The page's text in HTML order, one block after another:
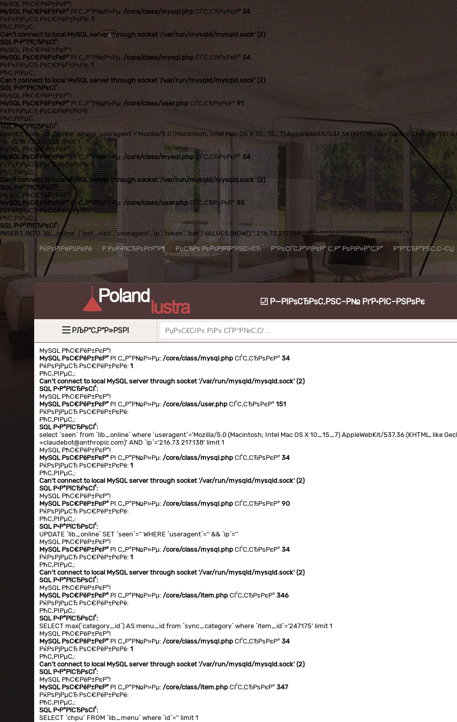
MySQL РћС€РёР±РєР°!
MySQL РѕС€РёР±РєР° РІ С„Р°Р№Р»Рµ: /core/class/mysql.php СЃС‚СЂРѕРєР° 34
РќРѕРјРµСЂ РѕС€РёР±РєРё: 1
РћС‚РІРµС‚:
Can't connect to local MySQL server through socket '/var/run/mysqld/mysqld.sock' (2)
SQL Р·Р°РїСЂРѕСЃ:
MySQL РћС€РёР±РєР°!
MySQL РѕС€РёР±РєР° РІ С„Р°Р№Р»Рµ: /core/class/mysql.php СЃС‚СЂРѕРєР° 34
РќРѕРјРµСЂ РѕС€РёР±РєРё: 1
РћС‚РІРµС‚:
Can't connect to local MySQL server through socket '/var/run/mysqld/mysqld.sock' (2)
SQL Р·Р°РїСЂРѕСЃ:
MySQL РћС€РёР±РєР°!
MySQL РѕС€РёР±РєР° РІ С„Р°Р№Р»Рµ: /core/class/user.php СЃС‚СЂРѕРєР° 91
РќРѕРјРµСЂ РѕС€РёР±РєРё:
РћС‚РІРµС‚:
SQL Р·Р°РїСЂРѕСЃ:
select * from `lib_online` where `useragent`='Mozilla/5.0 (Macintosh; Intel Mac OS X 10_15_7) AppleWebKit/537.36 (KHTML, like Gecko) Chrome/
`ip`='216.73.217.138' limit 1
MySQL РћС€РёР±РєР°!
MySQL РѕС€РёР±РєР° РІ С„Р°Р№Р»Рµ:/core/class/mysql.php СЃС‚СЂРѕРєР° 34
РќРѕРјРµСЂ РѕС€РёР±РєРё: 1
РћС‚РІРµС‚:
Can't connect to local MySQL server through socket '/var/run/mysqld/mysqld.sock' (2)
SQL Р·Р°РїСЂРѕСЃ:
MySQL РћС€РёР±РєР°!
MySQL РѕС€РёР±РєР°РІ С„Р°Р№Р»Рµ:/core/class/user.phpСЃС‚СЂРѕРєР° 95
РќРѕРјРµСЂ РѕС€РёР±РєРё:
РћС‚РІРµС‚:
SQL Р·Р°РїСЂРѕСЃ:
INSERT INTO `lib_online` (`last_visit`,`useragent`,`ip`,`token`,`bot`) VALUES (NOW(),'','216.73.217.138','********************************','1')
РќРѕРІРёРЅРєРё
Р РѕР·РїСЂРѕРґР°Р¶ РџСЂРѕ РєРѕРјРїР°РЅС–СЋ Р”РѕСЃС‚Р°РІРєР° С‚Р° РѕРїР»Р°С‚Р° Р“Р°СЂР°РЅС‚С–СЏ
Р—РІРѕСЂРѕС‚РЅС–Р№ РґР·РІС–РЅРѕРє
РЉР°С‚Р°Р»РЅРІ
MySQL РћС€РёР±РєР°!
MySQL РѕС€РёР±РєР° РІ С„Р°Р№Р»Рµ:/core/class/mysql.php СЃС‚СЂРѕРєР°34
РќРѕРјРµСЂ РѕС€РёР±РєРё:1
РћС‚РІРµС‚:
Can't connect to local MySQL server through socket '/var/run/mysqld/mysqld.sock' (2)
SQL Р·Р°РїСЂРѕСЃ:
MySQL РћС€РёР±РєР°!
MySQL РѕС€РёР±РєР° РІ С„Р°Р№Р»Рµ:/core/class/user.php СЃС‚СЂРѕРєР°151
РќРѕРјРµСЂ РѕС€РёР±РєРё:
РћС‚РІРµС‚:
SQL Р·Р°РїСЂРѕСЃ:
select `seen` from `lib_online` where `useragent`='Mozilla/5.0 (Macintosh; Intel Mac OS X 10_15_7) AppleWebKit/537.36 (KHTML, like
+claudebot@anthropic.com)' AND `ip`='216.73.217.138' limit 1
MySQL РћС€РёР±РєР°!
MySQL РѕС€РёР±РєР° РІ С„Р°Р№Р»Рµ:/core/class/mysql.php СЃС‚СЂРѕРєР°34
РќРѕРјРµСЂ РѕС€РёР±РєРё:1
РћС‚РІРµС‚:
Can't connect to local MySQL server through socket '/var/run/mysqld/mysqld.sock' (2)
SQL Р·Р°РїСЂРѕСЃ:
MySQL РћС€РёР±РєР°!
MySQL РѕС€РёР±РєР° РІ С„Р°Р№Р»Рµ:/core/class/mysql.php СЃС‚СЂРѕРєР°90
РќРѕРјРµСЂ РѕС€РёР±РєРё:
РћС‚РІРµС‚:
SQL Р·Р°РїСЂРѕСЃ:
UPDATE `lib_online` SET `seen`='' WHERE `useragent`='' && `ip`=''
MySQL РћС€РёР±РєР°!
MySQL РѕС€РёР±РєР° РІ С„Р°Р№Р»Рµ:/core/class/mysql.php СЃС‚СЂРѕРєР°34
РќРѕРјРµСЂ РѕС€РёР±РєРё:1
РћС‚РІРµС‚:
Can't connect to local MySQL server through socket '/var/run/mysqld/mysqld.sock' (2)
SQL Р·Р°РїСЂРѕСЃ:
MySQL РћС€РёР±РєР°!
MySQL РѕС€РёР±РєР° РІ С„Р°Р№Р»Рµ:/core/class/item.php СЃС‚СЂРѕРєР°346
РќРѕРјРµСЂ РѕС€РёР±РєРё:
РћС‚РІРµС‚:
SQL Р·Р°РїСЂРѕСЃ:
SELECT max(`category_id`) AS menu_id from `sync_category` where `item_id`='247175' limit 1
MySQL РћС€РёР±РєР°!
MySQL РѕС€РёР±РєР° РІ С„Р°Р№Р»Рµ:/core/class/mysql.php СЃС‚СЂРѕРєР°34
РќРѕРјРµСЂ РѕС€РёР±РєРё:1
РћС‚РІРµС‚:
Can't connect to local MySQL server through socket '/var/run/mysqld/mysqld.sock' (2)
SQL Р·Р°РїСЂРѕСЃ:
MySQL РћС€РёР±РєР°!
MySQL РѕС€РёР±РєР° РІ С„Р°Р№Р»Рµ:/core/class/item.php СЃС‚СЂРѕРєР°347
РќРѕРјРµСЂ РѕС€РёР±РєРё:
РћС‚РІРµС‚:
SQL Р·Р°РїСЂРѕСЃ:
SELECT `chpu` FROM `lib_menu` where `id`='' limit 1